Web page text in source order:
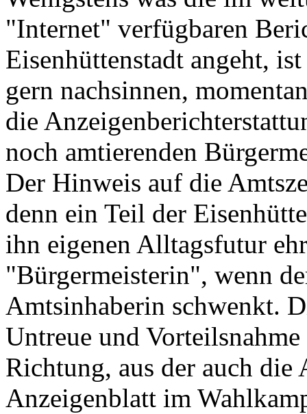
"Internet" verfügbaren
Eisenhüttenstadt angeht,
gern nachsinnen,
die
noch amtierenden
Der Hinweis auf die
denn ein Teil der
ihn eigenen Alltagsfutur
"Bürgermeisterin", wenn
Amtsinhaberin schwenkt.
Untreue und
Richtung, aus der auch
Anzeigenblatt im